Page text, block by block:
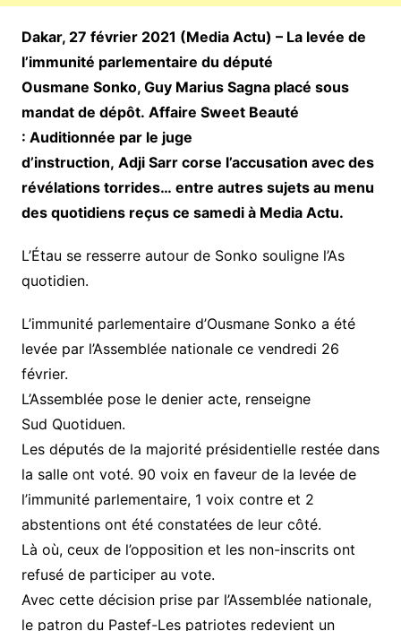
Dakar, 27 février 2021 (Media Actu) – La levée de
l’immunité parlementaire du député
Ousmane Sonko, Guy Marius Sagna placé sous
mandat de dépôt. Affaire Sweet Beauté
: Auditionnée par le juge
d’instruction, Adji Sarr corse l’accusation avec des
révélations torrides… entre autres sujets au menu
des quotidiens reçus ce samedi à Media Actu.
L’Étau se resserre autour de Sonko souligne l’As
quotidien.
L’immunité parlementaire d’Ousmane Sonko a été
levée par l’Assemblée nationale ce vendredi 26
février.
L’Assemblée pose le denier acte, renseigne
Sud Quotiduen.
Les députés de la majorité présidentielle restée dans
la salle ont voté. 90 voix en faveur de la levée de
l’immunité parlementaire, 1 voix contre et 2
abstentions ont été constatées de leur côté.
Là où, ceux de l’opposition et les non-inscrits ont
refusé de participer au vote.
Avec cette décision prise par l’Assemblée nationale,
le patron du Pastef-Les patriotes redevient un